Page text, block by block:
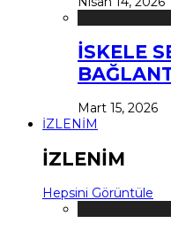
İSKELE
Mart 15, 2026
İZLENİM
İZLENİM
Hepsini Görüntüle